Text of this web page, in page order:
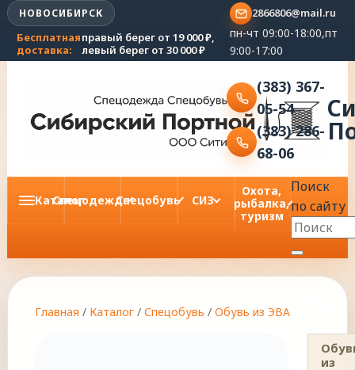
Каталог
СпецодеждаСпецобувь СИЗ
Охота,
рыбалка,
туризм
Поиск
по сайту
НОВОСИБИРСК
Бесплатная
доставка:
правый берег от 19 000 ₽,
левый берег от 30 000 ₽
2866806@mail.ru
пн-чт 09:00-18:00,пт
9:00-17:00
(383) 367-
05-54
(383) 286-
68-06
Главная / Каталог / Спецобувь / Обувь из ЭВА
из